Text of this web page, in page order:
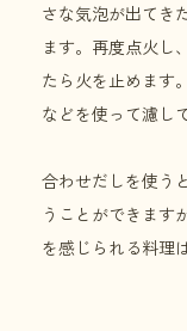
さな気泡が出てき
ます。再度点火し
たら火を止めます
などを使って濾し
合わせだしを使う
うことができます
を感じられる料理